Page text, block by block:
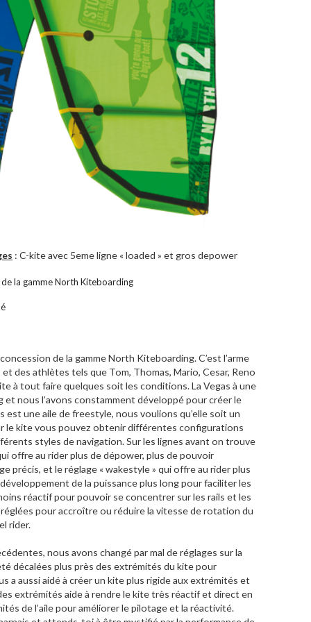
: C-kite avec 5eme ligne « loaded » et gros depower
la gamme North Kiteboarding
de la gamme North Kiteboarding. C’est l’arme
des athlètes tels que Tom, Thomas, Mario, Cesar, Reno
à tout faire quelques soit les conditions. La Vegas à une
nous l’avons constamment développé pour créer le
est une aile de freestyle, nous voulions qu’elle soit un
le kite vous pouvez obtenir différentes configurations
styles de navigation. Sur les lignes avant on trouve
offre au rider plus de dépower, plus de pouvoir
précis, et le réglage « wakestyle » qui offre au rider plus
de la puissance plus long pour faciliter les
réactif pour pouvoir se concentrer sur les rails et les
pour accroître ou réduire la vitesse de rotation du
rider.
nous avons changé par mal de réglages sur la
décalées plus près des extrémités du kite pour
a aussi aidé à créer un kite plus rigide aux extrémités et
extrémités aide à rendre le kite très réactif et direct en
de l’aile pour améliorer le pilotage et la réactivité.